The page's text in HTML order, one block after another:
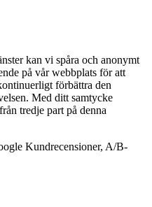
kan vi spåra och anonymt
på vår webbplats för att
förbättra den
Med ditt samtycke
tredje part på denna
Kundrecensioner, A/B-